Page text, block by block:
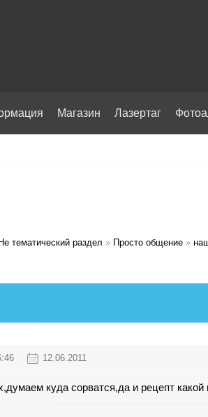
Магазин Лазертаг
Не тематический раздел » Просто общение »
12.06.2011
куда сорватся,да и рецепт